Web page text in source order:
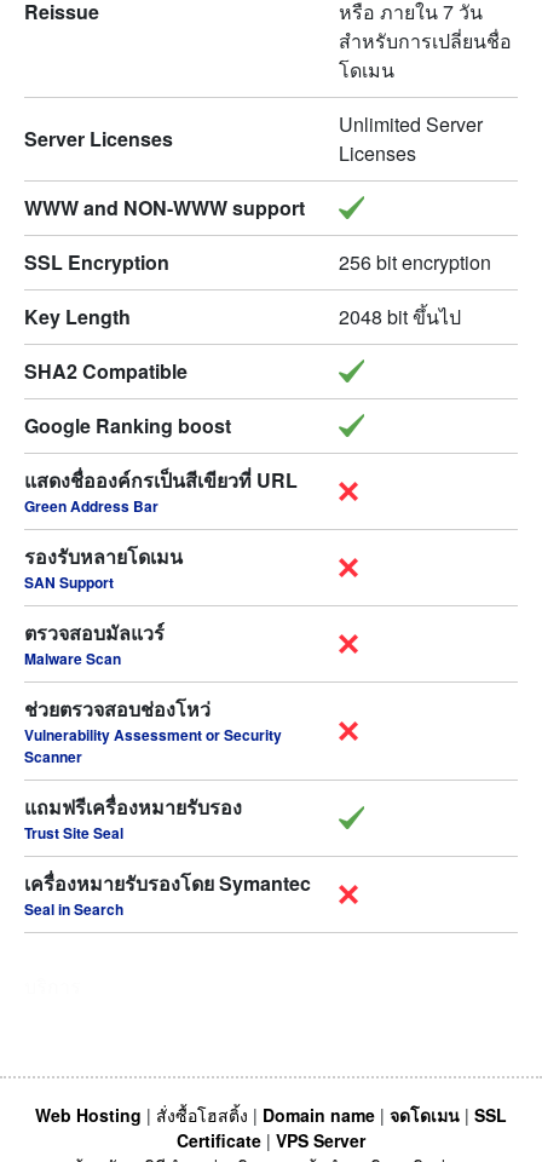
Reissue
หรือ ภายใน 7 วัน
สำหรับการเปลี่ยนชื่อ
โดเมน
Server Licenses
Unlimited Server
Licenses
WWW and NON-WWW support
SSL Encryption
256 bit encryption
Key Length
2048 bit ขึ้นไป
SHA2 Compatible
Google Ranking boost
แสดงชื่อองค์กรเป็นสีเขียวที่ URL
Green Address Bar
รองรับหลายโดเมน
SAN Support
ตรวจสอบมัลแวร์
Malware Scan
ช่วยตรวจสอบช่องโหว่
Vulnerability Assessment or Security
Scanner
แถมฟรีเครื่องหมายรับรอง
Trust Site Seal
เครื่องหมายรับรองโดย Symantec
Seal in Search
Web Hosting | สั่งซื้อโฮสติ้ง | Domain name | จดโดเมน | SSL
Certificate | VPS Server